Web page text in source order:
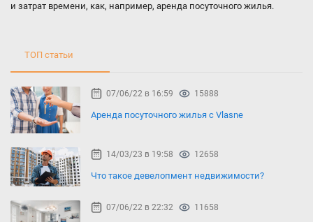
и затрат времени, как, например, аренда посуточного жилья.
ТОП статьи
07/06/22 в 16:59 15888
Аренда посуточного жилья с Vlasne
14/03/23 в 19:58 12658
Что такое девелопмент недвижимости?
07/06/22 в 22:32 11658